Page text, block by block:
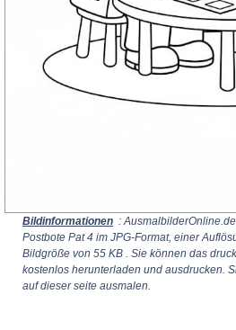
Bildinformationen :
Postbote Pat 4 im JPG-Format, einer
Bildgröße von 55 KB . Sie können das
kostenlos herunterladen und ausdrucken.
auf dieser seite ausmalen.